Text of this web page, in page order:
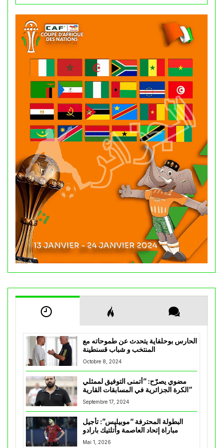
الحارس بوحلفاية يتحدث عن طموحاته مع
المنتخب و شباب قسنطينة
Octobre 8, 2024
مضوي يصرّح: “أتمنى التوفيق لممثلي
الكرة الجزائرية في المسابقات القارية”
Septembre 17, 2024
البطولة المحترفة “موبيليس”: تأجيل
مباراة إتحاد العاصمة وأتلتيك بارادو
Mai 1, 2026